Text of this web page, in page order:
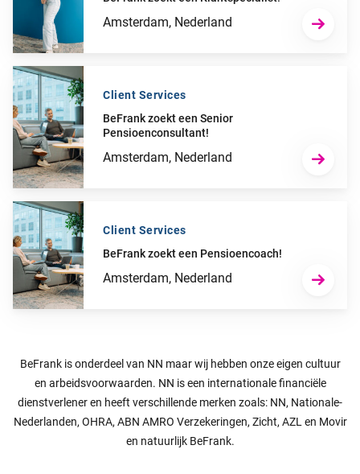
Ga naar “BeFrank zoekt een Klantspecialist!”
Amsterdam, Nederland
Ga naar “BeFrank zoekt een Senior Pensioenconsultant!”
BeFrank zoekt een Senior
Pensioenconsultant!
Client Services
Amsterdam, Nederland
Ga naar “BeFrank zoekt een Pensioencoach!”
BeFrank zoekt een Pensioencoach!
Client Services
Amsterdam, Nederland
BeFrank is onderdeel van NN maar wij hebben onze eigen cultuur
en arbeidsvoorwaarden. NN is een internationale financiële
dienstverlener en heeft verschillende merken zoals: NN, Nationale-
Nederlanden, OHRA, ABN AMRO Verzekeringen, Zicht, AZL en Movir
en natuurlijk BeFrank.